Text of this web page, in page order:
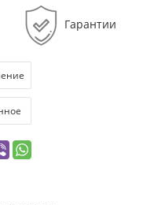
Гарантии